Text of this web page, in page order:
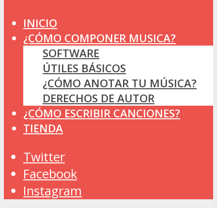
INICIO
¿CÓMO COMPONER MUSICA?
SOFTWARE
ÚTILES BÁSICOS
¿CÓMO ANOTAR TU MÚSICA?
DERECHOS DE AUTOR
¿CÓMO ESCRIBIR CANCIONES?
TIENDA
Twitter
Facebook
Instagram